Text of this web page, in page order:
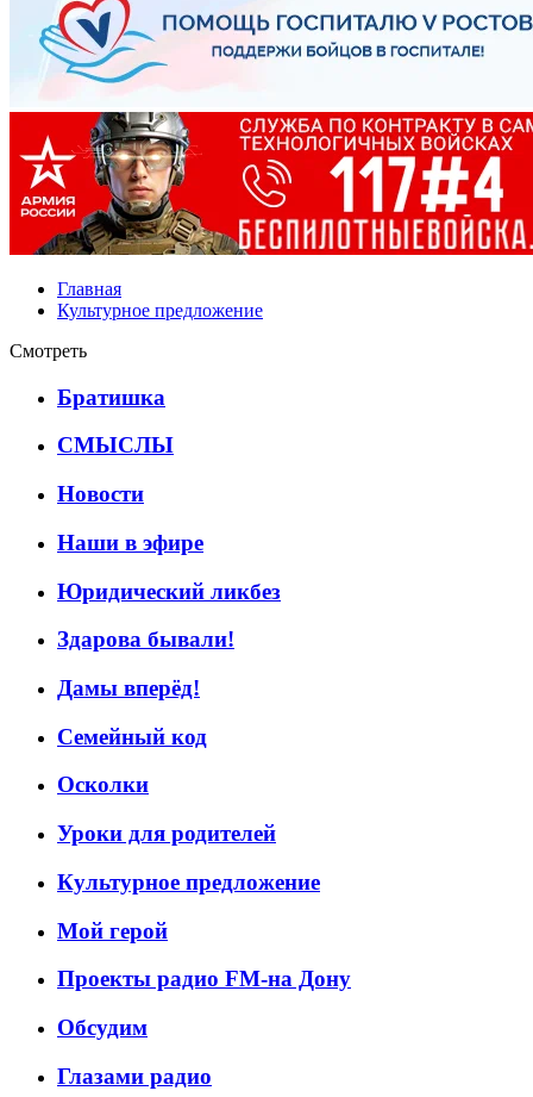
Главная
Культурное предложение
Смотреть
Братишка
СМЫСЛЫ
Новости
Наши в эфире
Юридический ликбез
Здарова бывали!
Дамы вперёд!
Семейный код
Осколки
Уроки для родителей
Культурное предложение
Мой герой
Проекты радио FM-на Дону
Обсудим
Глазами радио